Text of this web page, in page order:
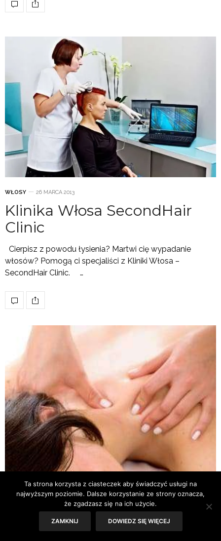
WŁOSY 26 MARCA 2013
Klinika Włosa SecondHair
Clinic
Cierpisz z powodu łysienia? Martwi cię wypadanie
włosów? Pomogą ci specjaliści z Kliniki Włosa –
SecondHair Clinic. …
Ta strona korzysta z ciasteczek aby świadczyć usługi na
najwyższym poziomie. Dalsze korzystanie ze strony oznacza,
że zgadzasz się na ich użycie.
ZAMKNIJ DOWIEDZ SIĘ WIĘCEJ